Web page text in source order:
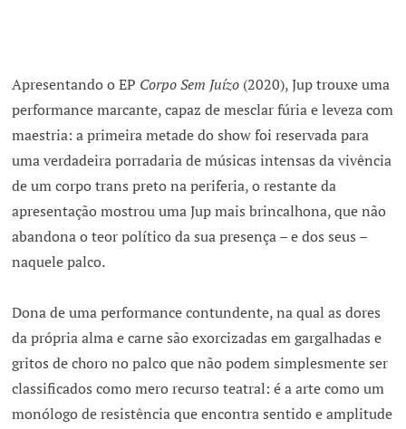
Apresentando o EP Corpo Sem Juízo (2020), Jup trouxe uma
performance marcante, capaz de mesclar fúria e leveza com
maestria: a primeira metade do show foi reservada para
uma verdadeira porradaria de músicas intensas da vivência
de um corpo trans preto na periferia, o restante da
apresentação mostrou uma Jup mais brincalhona, que não
abandona o teor político da sua presença – e dos seus –
naquele palco.
Dona de uma performance contundente, na qual as dores
da própria alma e carne são exorcizadas em gargalhadas e
gritos de choro no palco que não podem simplesmente ser
classificados como mero recurso teatral: é a arte como um
monólogo de resistência que encontra sentido e amplitude